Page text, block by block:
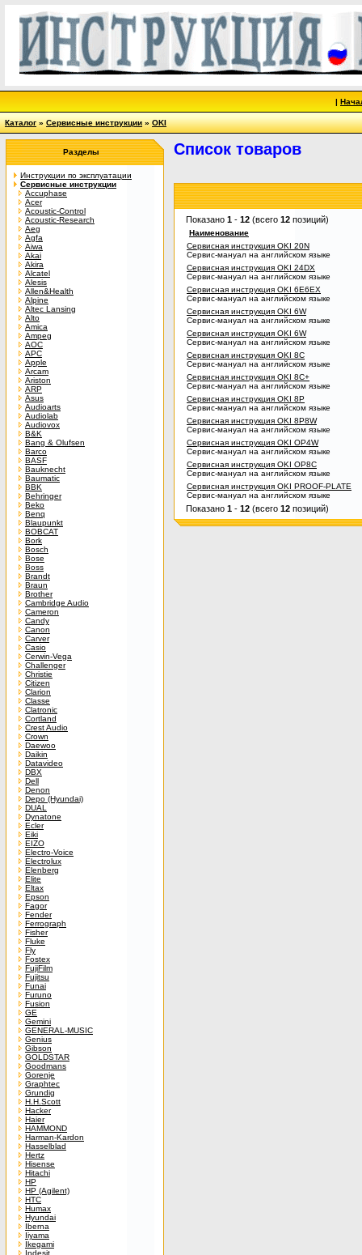
|
Каталог»Сервисные инструкции»OKI
Разделы
Инструкции по эксплуатации
Сервисные инструкции
Accuphase
Acer
Acoustic-Control
Acoustic-Research
Aeg
Agfa
Aiwa
Akai
Akira
Alcatel
Alesis
Allen&Health
Alpine
Altec Lansing
Alto
Amica
Ampeg
AOC
APC
Apple
Arcam
Ariston
ARP
Asus
Audioarts
Audiolab
Audiovox
B&K
Bang & Olufsen
Barco
BASF
Bauknecht
Baumatic
BBK
Behringer
Beko
Benq
Blaupunkt
BOBCAT
Bork
Bosch
Bose
Boss
Brandt
Braun
Brother
Cambridge Audio
Cameron
Candy
Canon
Carver
Casio
Cerwin-Vega
Challenger
Christie
Citizen
Clarion
Classe
Clatronic
Cortland
Crest Audio
Crown
Daewoo
Daikin
Datavideo
DBX
Dell
Denon
Depo (Hyundai)
DUAL
Dynatone
Ecler
Eiki
EIZO
Electro-Voice
Electrolux
Elenberg
Elite
Eltax
Epson
Fagor
Fender
Ferrograph
Fisher
Fluke
Fly
Fostex
FujiFilm
Fujitsu
Funai
Furuno
Fusion
GE
Gemini
GENERAL-MUSIC
Genius
Gibson
GOLDSTAR
Goodmans
Gorenje
Graphtec
Grundig
H.H.Scott
Hacker
Haier
HAMMOND
Harman-Kardon
Hasselblad
Hertz
Hisense
Hitachi
HP
HP (Agilent)
HTC
Humax
Hyundai
Iberna
Iiyama
Ikegami
Indesit
Список товаров
Показано 1 - 12 (всего 12 позиций)
Наименование
Сервисная инструкция OKI 20N
Сервис-мануал на английском языке
Сервисная инструкция OKI 24DX
Сервис-мануал на английском языке
Сервисная инструкция OKI 6E6EX
Сервис-мануал на английском языке
Сервисная инструкция OKI 6W
Сервис-мануал на английском языке
Сервисная инструкция OKI 6W
Сервис-мануал на английском языке
Сервисная инструкция OKI 8C
Сервис-мануал на английском языке
Сервисная инструкция OKI 8C+
Сервис-мануал на английском языке
Сервисная инструкция OKI 8P
Сервис-мануал на английском языке
Сервисная инструкция OKI 8P8W
Сервис-мануал на английском языке
Сервисная инструкция OKI OP4W
Сервис-мануал на английском языке
Сервисная инструкция OKI OP8C
Сервис-мануал на английском языке
Сервисная инструкция OKI PROOF-PLATE
Сервис-мануал на английском языке
Показано 1 - 12 (всего 12 позиций)